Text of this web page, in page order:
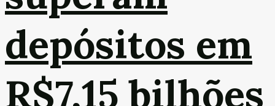
depósitos em
R$7,15 bilhões